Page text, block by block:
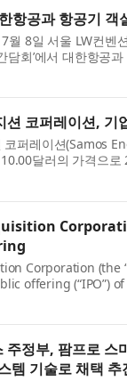
항공과 항공기 객
월 8일 서울 LW컨벤
담회’에서 대한항공
다고 밝혔다. 이번
션 코퍼레이션, 기
코퍼레이션(Samos
달러의 가격으
했다. 해당 유닛은
Corporation (the
offering (“IPO”)
will be listed on
주정부, 팜프로 스
템 기술로 채택 추